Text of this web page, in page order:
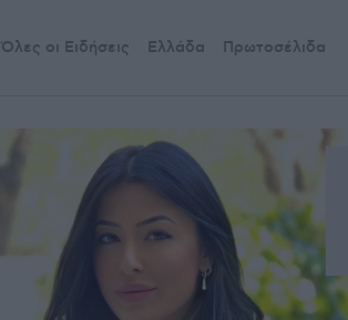
Όλες οι Ειδήσεις Ελλάδα Πρωτοσέλιδα